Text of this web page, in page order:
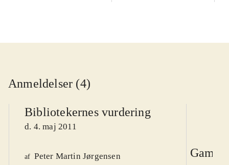
Anmeldelser (4)
Bibliotekernes vurdering
d. 4. maj 2011
af Peter Martin Jørgensen Game